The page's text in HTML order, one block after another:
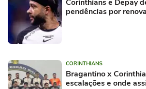
Corinthians e Depay
pendências por
CORINTHIANS
Bragantino x
escalações e onde